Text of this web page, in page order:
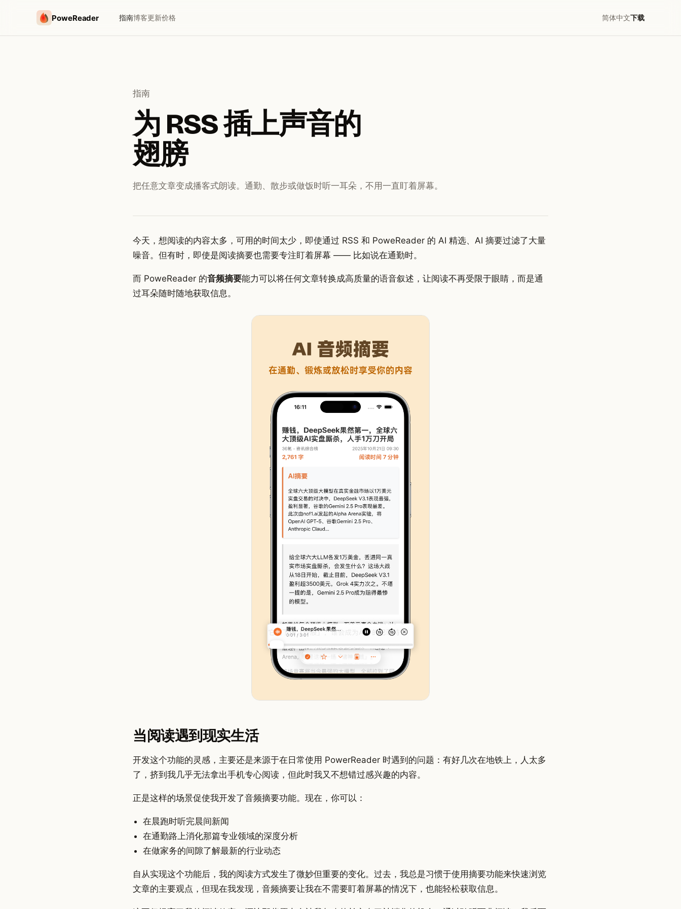
PoweReader 指南博客更新价格 简体中文下载
指南
为 RSS 插上声音的
翅膀
把任意文章变成播客式朗读。通勤、散步或做饭时听一耳朵，不用一直盯着屏幕。
今天，想阅读的内容太多，可用的时间太少，即使通过 RSS 和 PoweReader 的 AI 精选、AI 摘要过滤了大量
噪音。但有时，即使是阅读摘要也需要专注盯着屏幕 —— 比如说在通勤时。
而 PoweReader 的音频摘要能力可以将任何文章转换成高质量的语音叙述，让阅读不再受限于眼睛，而是通
过耳朵随时随地获取信息。
当阅读遇到现实生活
开发这个功能的灵感，主要还是来源于在日常使用 PowerReader 时遇到的问题：有好几次在地铁上，人太多
了，挤到我几乎无法拿出手机专心阅读，但此时我又不想错过感兴趣的内容。
正是这样的场景促使我开发了音频摘要功能。现在，你可以：
在晨跑时听完晨间新闻
在通勤路上消化那篇专业领域的深度分析
在做家务的间隙了解最新的行业动态
自从实现这个功能后，我的阅读方式发生了微妙但重要的变化。过去，我总是习惯于使用摘要功能来快速浏览
文章的主要观点，但现在我发现，音频摘要让我在不需要盯着屏幕的情况下，也能轻松获取信息。